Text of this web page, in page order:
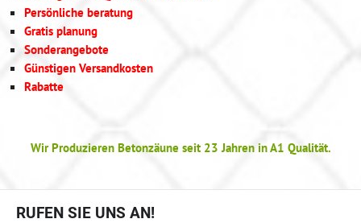
Persönliche beratung
Gratis planung
Sonderangebote
Günstigen Versandkosten
Rabatte
Wir Produzieren Betonzäune seit 23 Jahren in A1 Qualität.
RUFEN SIE UNS AN!